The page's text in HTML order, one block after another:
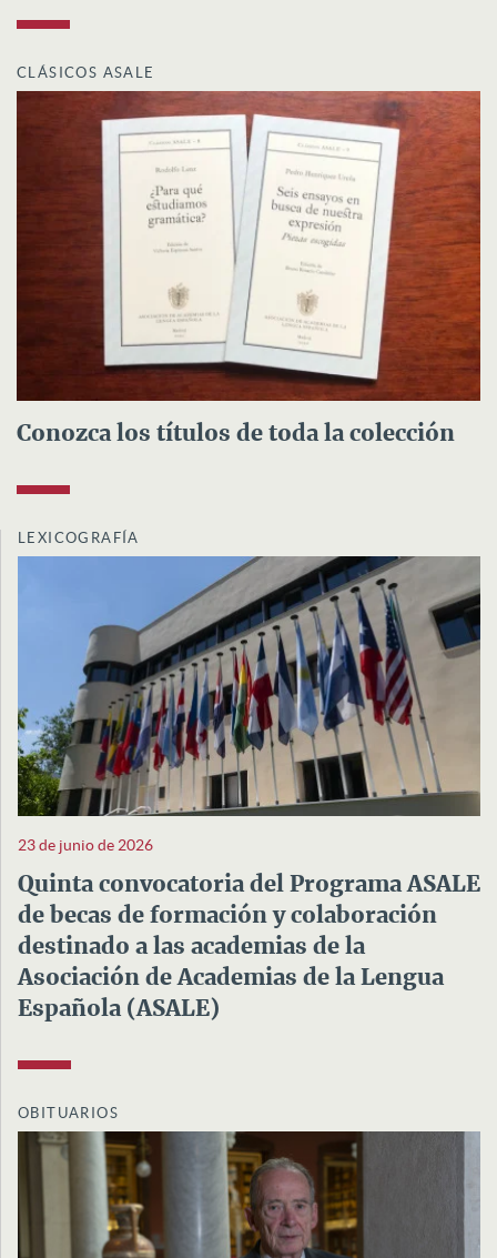
CLÁSICOS ASALE
Conozca los títulos de toda la colección
LEXICOGRAFÍA
23 de junio de 2026
Quinta convocatoria del Programa ASALE
de becas de formación y colaboración
destinado a las academias de la
Asociación de Academias de la Lengua
Española (ASALE)
OBITUARIOS